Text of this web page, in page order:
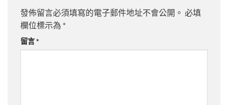
發佈留言必須填寫的電子郵件地址不會公開。 必填
欄位標示為 *
留言*